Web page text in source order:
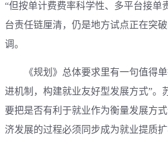
“但按单计费费率科学性、多平台接单
台责任链厘清，仍是地方试点正在突
调。
《规划》总体要求里有一句值得单
进机制，构建就业友好型发展方式”。
要把是否有利于就业作为衡量发展方
济发展的过程必须同步成为就业提质扩